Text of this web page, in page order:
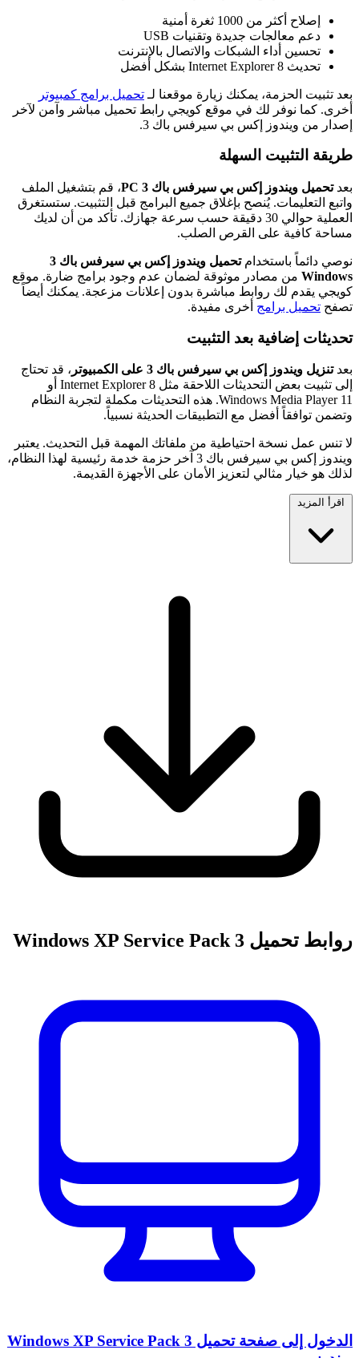
إصلاح أكثر من 1000 ثغرة أمنية
دعم معالجات جديدة وتقنيات USB
تحسين أداء الشبكات والاتصال بالإنترنت
تحديث Internet Explorer 8 بشكل أفضل
بعد تثبيت الحزمة، يمكنك زيارة موقعنا لـ تحميل برامج كمبيوتر
أخرى. كما نوفر لك في موقع كويجي رابط تحميل مباشر وآمن لآخر
إصدار من ويندوز إكس بي سيرفس باك 3.
طريقة التثبيت السهلة
بعدتحميل ويندوز إكس بي سيرفس باك 3 PC
، قم بتشغيل الملف
واتبع التعليمات. يُنصح بإغلاق جميع البرامج قبل التثبيت. ستستغرق
العملية حوالي 30 دقيقة حسب سرعة جهازك. تأكد من أن لديك
مساحة كافية على القرص الصلب.
نوصي دائماً باستخدام
تحميل ويندوز إكس بي سيرفس باك 3
Windows من مصادر موثوقة لضمان عدم وجود برامج ضارة. موقع
كويجي يقدم لك روابط مباشرة بدون إعلانات مزعجة. يمكنك أيضاً
تصفح تحميل برامج أخرى مفيدة.
تحديثات إضافية بعد التثبيت
بعدتنزيل ويندوز إكس بي سيرفس باك 3 على الكمبيوتر
، قد تحتاج
إلى تثبيت بعض التحديثات اللاحقة مثل Internet Explorer 8 أو
Windows Media Player 11. هذه التحديثات مكملة لتجربة النظام
وتضمن توافقاً أفضل مع التطبيقات الحديثة نسبياً.
لا تنس عمل نسخة احتياطية من ملفاتك المهمة قبل التحديث. يعتبر
ويندوز إكس بي سيرفس باك 3 آخر حزمة خدمة رئيسية لهذا النظام،
لذلك هو خيار مثالي لتعزيز الأمان على الأجهزة القديمة.
اقرأ المزيد
روابط تحميل Windows XP Service Pack 3
الدخول إلى صفحة تحميل Windows XP Service Pack 3